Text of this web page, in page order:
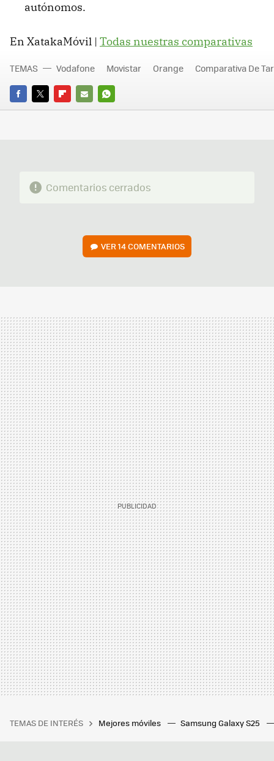
autónomos.
En XatakaMóvil | Todas nuestras comparativas
FACEBOOK
TWITTERFLIPBOARD
E-
WHATSAPP
TEMAS Vodafone Movistar Orange Comparativa De
Comentarios cerrados
VER14 COMENTARIOS
TEMAS DE INTERÉS Mejores móviles Samsung Galaxy S25